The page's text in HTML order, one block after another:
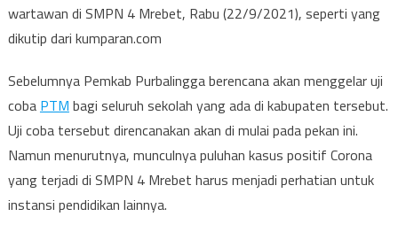
wartawan di SMPN 4 Mrebet, Rabu (22/9/2021), seperti yang
dikutip dari kumparan.com
Sebelumnya Pemkab Purbalingga berencana akan menggelar uji
coba PTM bagi seluruh sekolah yang ada di kabupaten tersebut.
Uji coba tersebut direncanakan akan di mulai pada pekan ini.
Namun menurutnya, munculnya puluhan kasus positif Corona
yang terjadi di SMPN 4 Mrebet harus menjadi perhatian untuk
instansi pendidikan lainnya.